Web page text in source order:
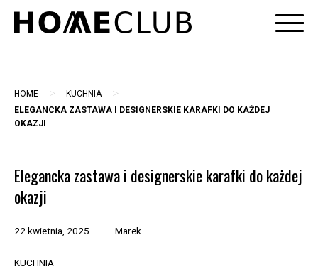
Skip
HOME > KUCHNIA >
ELEGANCKA ZASTAWA I DESIGNERSKIE KARAFKI DO KAŻDEJ
OKAZJI
Elegancka zastawa i designerskie karafki do każdej
okazji
22 kwietnia, 2025 Marek
KUCHNIA